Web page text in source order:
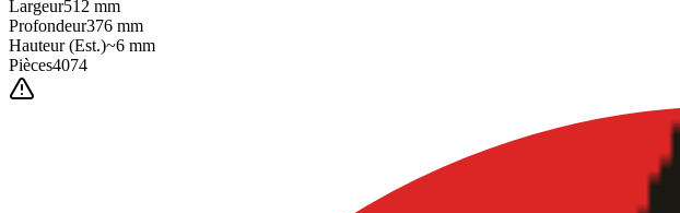
Largeur512 mm
Profondeur376 mm
Hauteur(Est.)~6 mm
Pièces4074